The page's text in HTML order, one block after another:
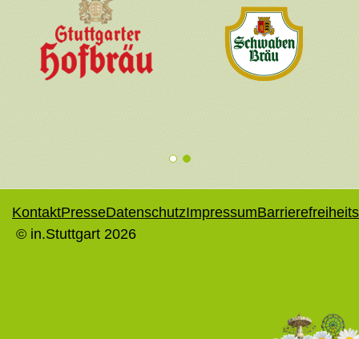
1 2
KontaktPresseDatenschutzImpressum
© in.Stuttgart 2026